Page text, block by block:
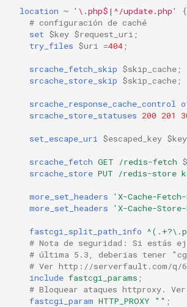
location ~ '\.php$|^/update.php'
{
# configuración de caché
set $key $request_uri ;
try_files $uri =404;
srcache_fetch_skip $skip_cache;
srcache_store_skip $skip_cache;
srcache_response_cache_control
srcache_store_statuses 200 201
set_escape_uri $escaped_key $key
srcache_fetch GET /redis-fetch
srcache_store PUT /redis-store
more_set_headers 'X-Cache-
more_set_headers
'X-Cache-
fastcgi_split_path_info
# Nota de seguridad: Si estás
# última 5.3, deberías tener
# Ver http://serverfault.com/q/
include fastcgi_params ;
# Bloquear ataques httproxy.
fastcgi_param HTTP_PROXY "" ;